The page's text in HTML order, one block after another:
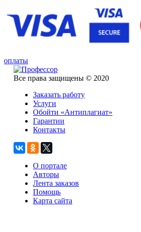
оплаты
Все права защищены © 2020
Заказать работу
Услуги
Обойти «Антиплагиат»
Гарантии
Контакты
О портале
Авторы
Лента заказов
Помощь
Карта сайта